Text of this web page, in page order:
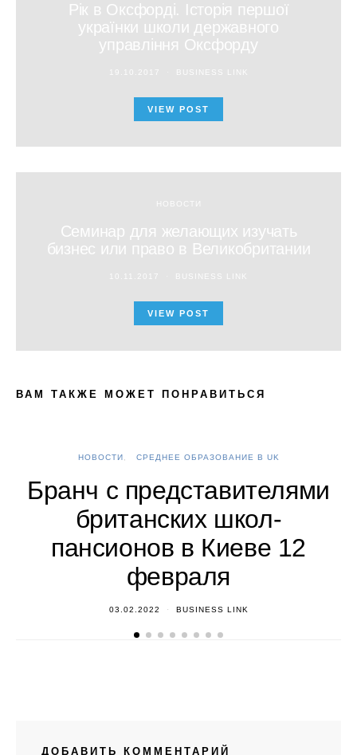
Рік в Оксфорді. Історія першої
українки школи державного
управління Оксфорду
19.10.2017 BUSINESS LINK
VIEW POST
Семинар для желающих изучать
бизнес или право в Великобритании
10.11.2017 BUSINESS LINK
VIEW POST
ВАМ ТАКЖЕ МОЖЕТ ПОНРАВИТЬСЯ
НОВОСТИ СРЕДНЕЕ ОБРАЗОВАНИЕ В UK
Бранч с представителями
британских школ-
пансионов в Киеве 12
февраля
03.02.2022 BUSINESS LINK
ДОБАВИТЬ КОММЕНТАРИЙ